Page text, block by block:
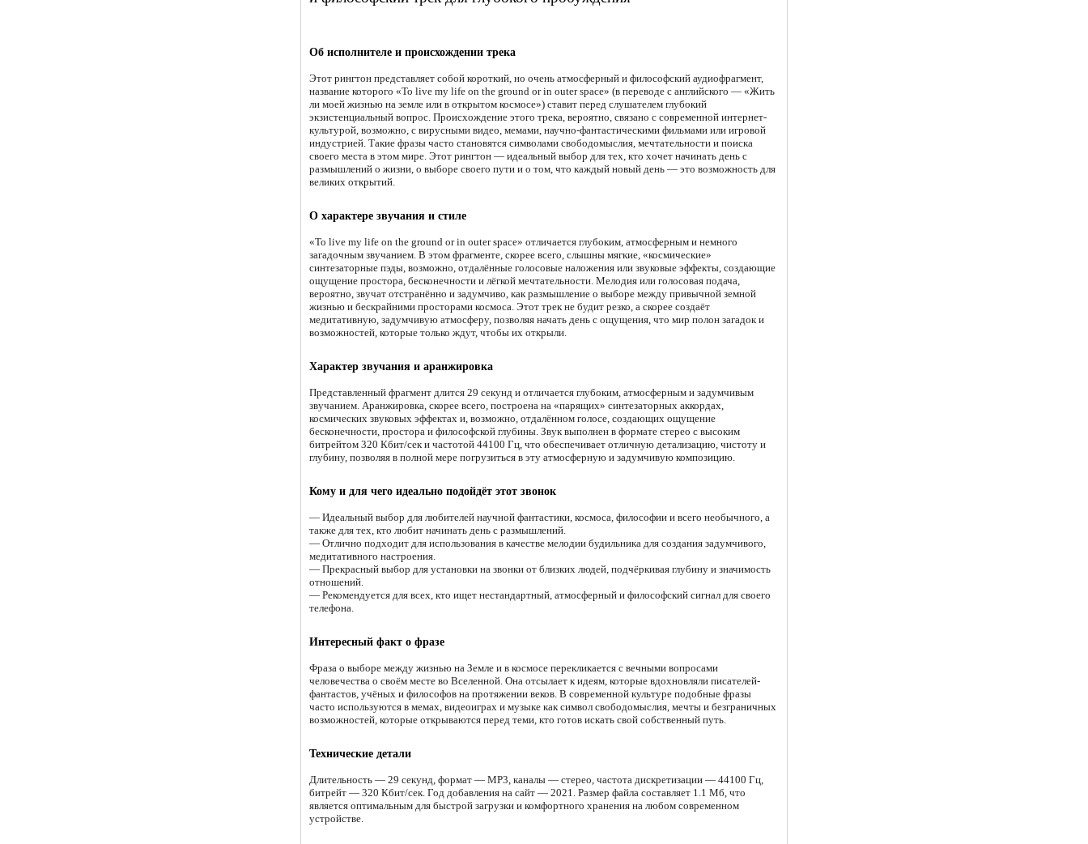
Об исполнителе и происхождении трека
Этот рингтон представляет собой короткий, но очень атмосферный и философский аудиофрагмент,
название которого «To live my life on the ground or in outer space» (в переводе с английского — «Жить
ли моей жизнью на земле или в открытом космосе») ставит перед слушателем глубокий
экзистенциальный вопрос. Происхождение этого трека, вероятно, связано с современной интернет-
культурой, возможно, с вирусными видео, мемами, научно-фантастическими фильмами или игровой
индустрией. Такие фразы часто становятся символами свободомыслия, мечтательности и поиска
своего места в этом мире. Этот рингтон — идеальный выбор для тех, кто хочет начинать день с
размышлений о жизни, о выборе своего пути и о том, что каждый новый день — это возможность для
великих открытий.
О характере звучания и стиле
«To live my life on the ground or in outer space» отличается глубоким, атмосферным и немного
загадочным звучанием. В этом фрагменте, скорее всего, слышны мягкие, «космические»
синтезаторные пэды, возможно, отдалённые голосовые наложения или звуковые эффекты, создающие
ощущение простора, бесконечности и лёгкой мечтательности. Мелодия или голосовая подача,
вероятно, звучат отстранённо и задумчиво, как размышление о выборе между привычной земной
жизнью и бескрайними просторами космоса. Этот трек не будит резко, а скорее создаёт
медитативную, задумчивую атмосферу, позволяя начать день с ощущения, что мир полон загадок и
возможностей, которые только ждут, чтобы их открыли.
Характер звучания и аранжировка
Представленный фрагмент длится 29 секунд и отличается глубоким, атмосферным и задумчивым
звучанием. Аранжировка, скорее всего, построена на «парящих» синтезаторных аккордах,
космических звуковых эффектах и, возможно, отдалённом голосе, создающих ощущение
бесконечности, простора и философской глубины. Звук выполнен в формате стерео с высоким
битрейтом 320 Кбит/сек и частотой 44100 Гц, что обеспечивает отличную детализацию, чистоту и
глубину, позволяя в полной мере погрузиться в эту атмосферную и задумчивую композицию.
Кому и для чего идеально подойдёт этот звонок
— Идеальный выбор для любителей научной фантастики, космоса, философии и всего необычного, а
также для тех, кто любит начинать день с размышлений.
— Отлично подходит для использования в качестве мелодии будильника для создания задумчивого,
медитативного настроения.
— Прекрасный выбор для установки на звонки от близких людей, подчёркивая глубину и значимость
отношений.
— Рекомендуется для всех, кто ищет нестандартный, атмосферный и философский сигнал для своего
телефона.
Интересный факт о фразе
Фраза о выборе между жизнью на Земле и в космосе перекликается с вечными вопросами
человечества о своём месте во Вселенной. Она отсылает к идеям, которые вдохновляли писателей-
фантастов, учёных и философов на протяжении веков. В современной культуре подобные фразы
часто используются в мемах, видеоиграх и музыке как символ свободомыслия, мечты и безграничных
возможностей, которые открываются перед теми, кто готов искать свой собственный путь.
Технические детали
Длительность — 29 секунд, формат — MP3, каналы — стерео, частота дискретизации — 44100 Гц,
битрейт — 320 Кбит/сек. Год добавления на сайт — 2021. Размер файла составляет 1.1 Мб, что
является оптимальным для быстрой загрузки и комфортного хранения на любом современном
устройстве.